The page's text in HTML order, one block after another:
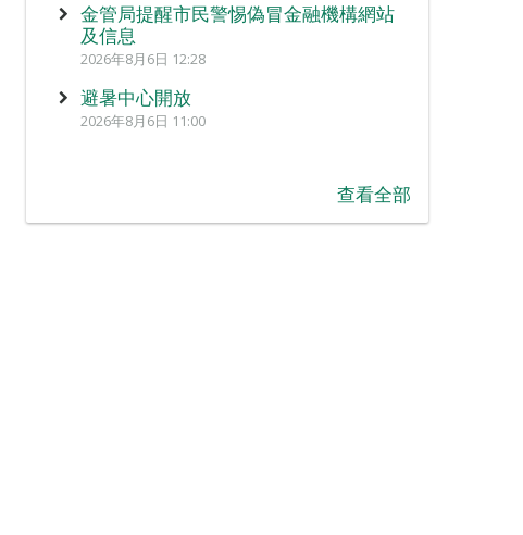
金管局提醒市民警惕偽冒金融機構網站
及信息
2026年8月6日 12:28
避暑中心開放
2026年8月6日 11:00
查看全部